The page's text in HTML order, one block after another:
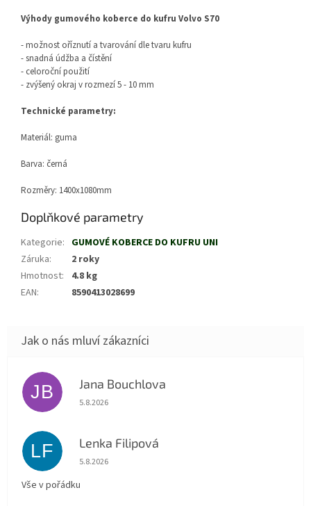
Výhody gumového koberce do kufru Volvo S70
- možnost oříznutí a tvarování dle tvaru kufru
- snadná údžba a čístění
- celoroční použití
- zvýšený okraj v rozmezí 5 - 10 mm
Technické parametry:
Materiál: guma
Barva: černá
Rozměry: 1400x1080mm
Doplňkové parametry
Kategorie: GUMOVÉ KOBERCE DO KUFRU UNI
Záruka:
2 roky
Hmotnost:
4.8 kg
EAN: 8590413028699
JB Jana Bouchlova
Hodnocení obchodu je 5 z 5 hvězdiček.
5.8.2026
LF Lenka Filipová
Hodnocení obchodu je 5 z 5 hvězdiček.
5.8.2026
Vše v pořádku